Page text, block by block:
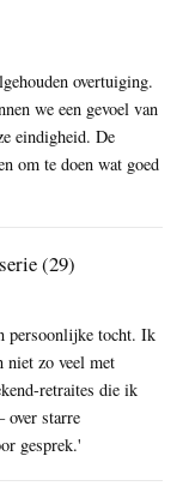
overtuiging.
we een gevoel van
eindigheid. De
om te doen wat goed
(29)
persoonlijke tocht. Ik
niet zo veel met
retraites die ik
over starre
gesprek.'